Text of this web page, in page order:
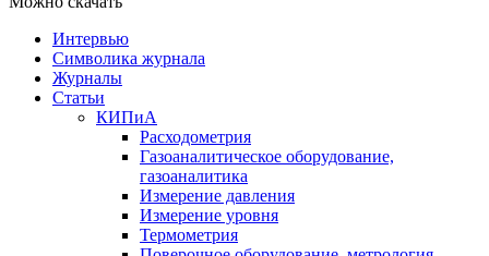
Интервью
Символика журнала
Журналы
Статьи
КИПиА
Расходометрия
Газоаналитическое оборудование,
газоаналитика
Измерение давления
Измерение уровня
Термометрия